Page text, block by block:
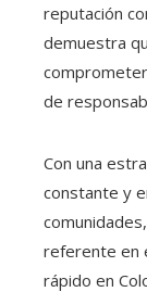
reputación
demuestra
de
Con una
constante y
referente en
rápido en